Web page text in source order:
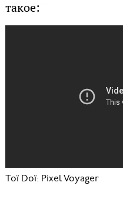
такое:
Toï Doï: Pixel Voyager